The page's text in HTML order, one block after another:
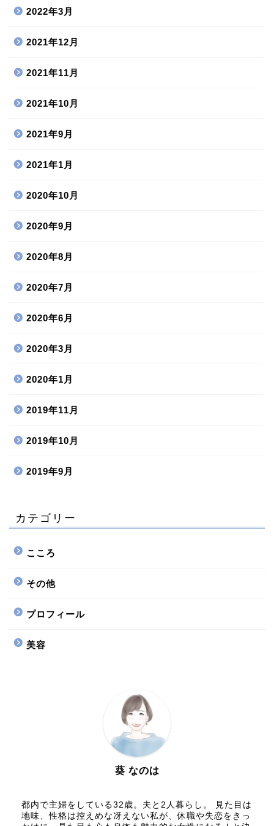
2022年3月
2021年12月
2021年11月
2021年10月
2021年9月
2021年1月
2020年10月
2020年9月
2020年8月
2020年7月
2020年6月
2020年3月
2020年1月
2019年11月
2019年10月
2019年9月
カテゴリー
こころ
その他
プロフィール
美容
葵 なのは
都内で主婦をしている32歳。夫と2人暮らし。 見た目は
地味、性格は控えめな冴えない私が、休職や失恋をきっ